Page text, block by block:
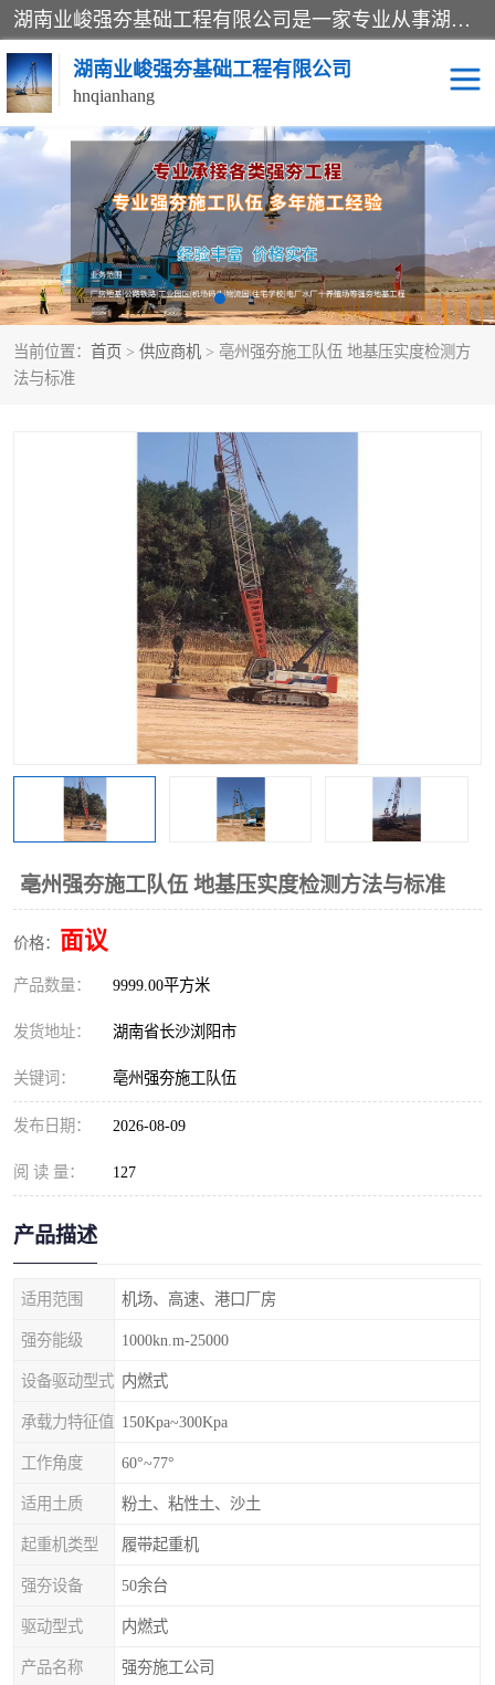
湖南业峻强夯基础工程有限公司是一家专业从事湖南强夯基础工程、强夯机租赁，地基处理的施工单位。业务覆盖：湖南、广东，江西等地。可承接1000KN.m-25000KN.m强夯（置换）工程。公司创始人是国内较早期从事强夯施工的建设者，经过多年的一步一个脚印的发展，在行业内具有较高的度和良好的口碑。
湖南业峻强夯基础工程有限公司
hnqianhang
当前位置： 首页 > 供应商机 > 亳州强夯施工队伍 地基压实度检测方
法与标准
亳州强夯施工队伍 地基压实度检测方法与标准
价格： 面议
产品数量： 9999.00平方米
发货地址： 湖南省长沙浏阳市
关键词： 亳州强夯施工队伍
发布日期： 2026-08-09
阅 读 量： 127
产品描述
适用范围 机场、高速、港口厂房
强夯能级 1000kn.m-25000
设备驱动型式 内燃式
承载力特征值 150Kpa~300Kpa
工作角度 60°~77°
适用土质 粉土、粘性土、沙土
起重机类型 履带起重机
强夯设备 50余台
驱动型式 内燃式
产品名称 强夯施工公司
强夯施工案例 强夯机租赁
强夯施工工程 强夯施工队伍
强夯队伍